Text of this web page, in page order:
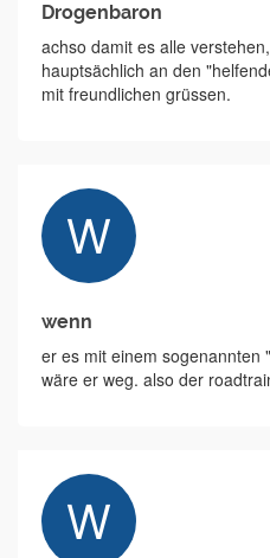
Drogenbaron
achso damit es alle
hauptsächlich an den
mit freundlichen grüssen.
wenn
er es mit einem sogenannten
wäre er weg. also der